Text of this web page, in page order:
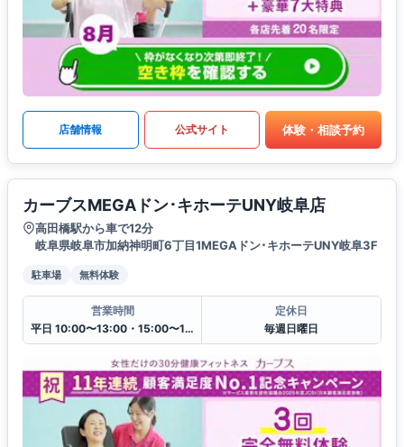
店舗情報 公式サイト 体験・相談予約
カーブスMEGAドン･キホーテUNY岐阜店
高田橋駅から車で12分
岐阜県岐阜市加納神明町6丁目1MEGAドン･キホーテUNY岐阜3F
駐車場 無料体験
営業時間
平日 10:00〜13:00・15:00〜19:00
定休日
毎週日曜日